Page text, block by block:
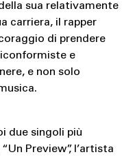
sua relativamente
carriera, il rapper
di prendere
e
e non solo
due singoli più
Preview”, l’artista